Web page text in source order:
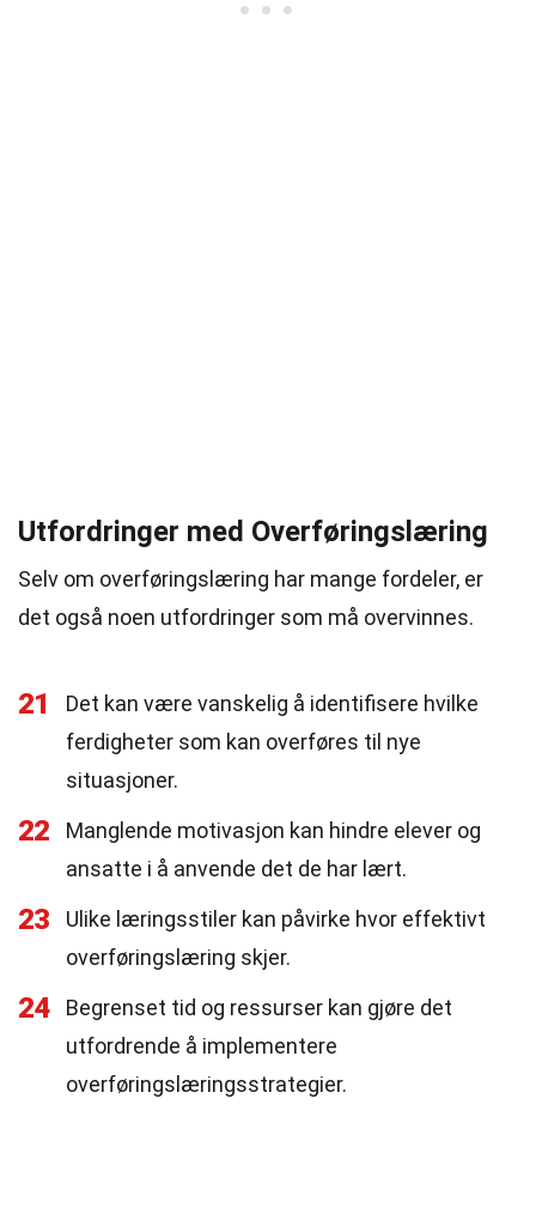
Utfordringer med Overføringslæring
Selv om overføringslæring har mange fordeler, er
det også noen utfordringer som må overvinnes.
21
Det kan være vanskelig å identifisere hvilke
ferdigheter som kan overføres til nye
situasjoner.
22
Manglende motivasjon kan hindre elever og
ansatte i å anvende det de har lært.
23
Ulike læringsstiler kan påvirke hvor effektivt
overføringslæring skjer.
24
Begrenset tid og ressurser kan gjøre det
utfordrende å implementere
overføringslæringsstrategier.